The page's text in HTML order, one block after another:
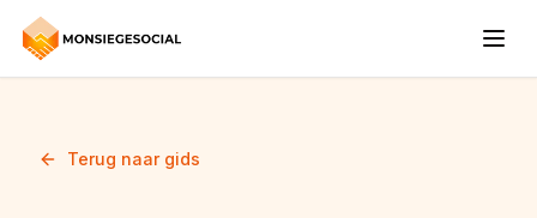
Terug naar gids